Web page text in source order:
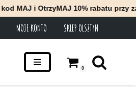
MAJ i OtrzyMAJ 10% rabatu przy
MOJE KONTO SKLEP OLSZTYN
0